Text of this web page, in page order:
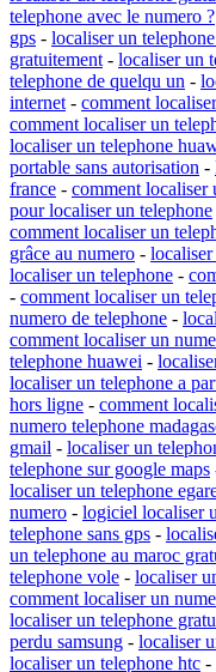
telephone avec le numero ?
gps - localiser un
gratuitement - localiser un
telephone de quelqu un -
internet - comment
comment localiser un
localiser un telephone
portable sans autorisation -
france - comment localiser
pour localiser un telephone
comment localiser un
grâce au numero - localiser
localiser un telephone -
- comment localiser un
numero de telephone -
comment localiser un
telephone huawei -
localiser un telephone a
hors ligne - comment
numero telephone
gmail - localiser un
telephone sur google maps
localiser un telephone
numero - logiciel localiser
telephone sans gps -
un telephone au maroc
telephone vole - localiser
comment localiser un
localiser un telephone
perdu samsung - localiser
localiser un telephone htc -